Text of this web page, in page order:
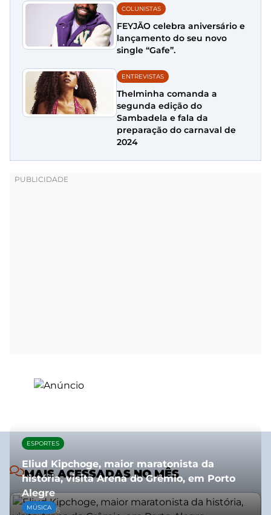
COLUNISTAS
FEYJÃO celebra aniversário e
lançamento do seu novo
single “Gafe”.
ENTREVISTAS
Thelminha comanda a
segunda edição do
Sambadela e fala da
preparação do carnaval de
2024
MAIS ACESSADAS NO MÊS
ESPORTES
Eliud Kipchoge, maior maratonista da
história, visita Arena do Grêmio, em Porto
Alegre
10/07/2026
MÚSICA